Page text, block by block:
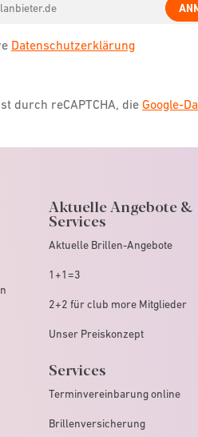
Datenschutzerklärung
durch reCAPTCHA, die Google-
Aktuelle Angebote &
Services
Aktuelle Brillen-Angebote
1+1=3
2+2 für club more Mitglieder
Unser Preiskonzept
Services
Terminvereinbarung online
Brillenversicherung